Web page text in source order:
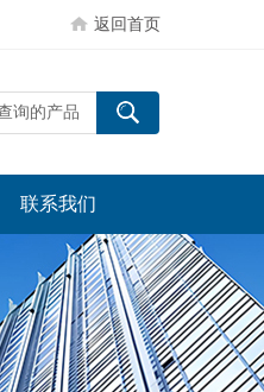
返回首页
联系我们